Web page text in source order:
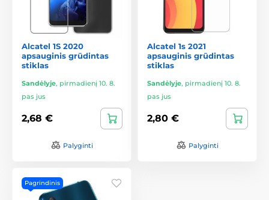
Alcatel 1S 2020
apsauginis grūdintas
stiklas
Sandėlyje, pirmadienį 10. 8.
pas jus
2,68 €
Palyginti
Alcatel 1s 2021
apsauginis grūdintas
stiklas
Sandėlyje, pirmadienį 10. 8.
pas jus
2,80 €
Palyginti
Pagrindinis